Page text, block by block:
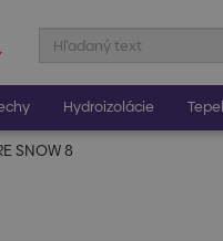
Hydroizolácie
SNOW 8